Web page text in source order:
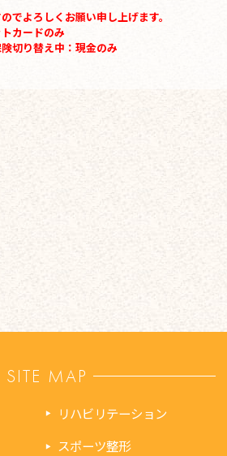
でよろしくお願い申し上げます。
カードのみ
切り替え中：現金のみ
SITE MAP
リハビリテーション
スポーツ整形